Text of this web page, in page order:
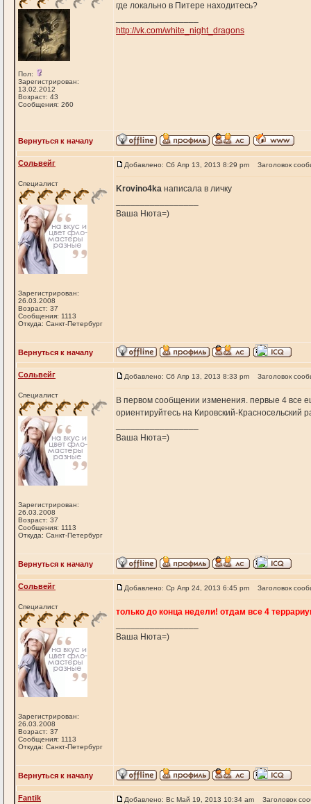
Пол:
Зарегистрирован:
13.02.2012
Возраст: 43
Сообщения: 260
где локально в Питере находитесь?
http://vk.com/white_night_dragons
Вернуться к началу
Сольвейг
Специалист
Зарегистрирован:
26.03.2008
Возраст: 37
Сообщения: 1113
Откуда: Санкт-Петербург
Добавлено: Сб Апр 13, 2013 8:29 pm Заголовок
Krovino4ka написала в личку
Ваша Нюта=)
Вернуться к началу
Сольвейг
Специалист
Зарегистрирован:
26.03.2008
Возраст: 37
Сообщения: 1113
Откуда: Санкт-Петербург
Добавлено: Сб Апр 13, 2013 8:33 pm Заголовок
В первом сообщении изменения. первые 4 все
ориентируйтесь на Кировский-Красносельский
Ваша Нюта=)
Вернуться к началу
Сольвейг
Специалист
Зарегистрирован:
26.03.2008
Возраст: 37
Сообщения: 1113
Откуда: Санкт-Петербург
Добавлено: Ср Апр 24, 2013 6:45 pm Заголовок
только до конца недели! отдам все 4
Ваша Нюта=)
Вернуться к началу
Fantik Добавлено: Вс Май 19, 2013 10:34 am Заголовок